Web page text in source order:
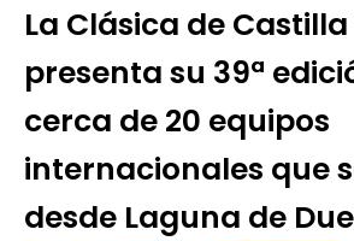
La Clásica de Castilla
presenta su 39ª
cerca de 20 equipos
internacionales que
desde Laguna de